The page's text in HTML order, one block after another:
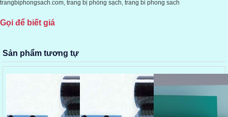
trangbiphongsach.com, trang bị phòng sạch, trang bi phong sach
Gọi để biết giá
Sản phẩm tương tự